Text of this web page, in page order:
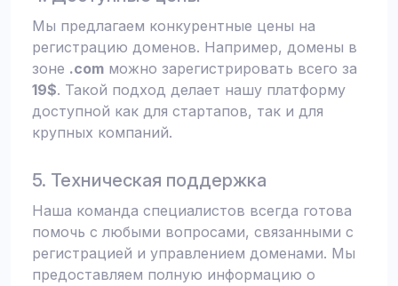
Мы предлагаем конкурентные цены на
регистрацию доменов. Например, домены в
зоне .com можно зарегистрировать всего за
19$. Такой подход делает нашу платформу
доступной как для стартапов, так и для
крупных компаний.
5. Техническая поддержка
Наша команда специалистов всегда готова
помочь с любыми вопросами, связанными с
регистрацией и управлением доменами. Мы
предоставляем полную информацию о